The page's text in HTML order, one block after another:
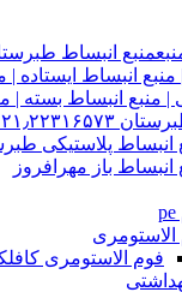
منبع انبساط
منبع انبساط ایستاده |
| منبع انبساط بسته |
انبساط پلاستیکی
انبساط باز مهرافروز
الاستومری
فوم الاستومری